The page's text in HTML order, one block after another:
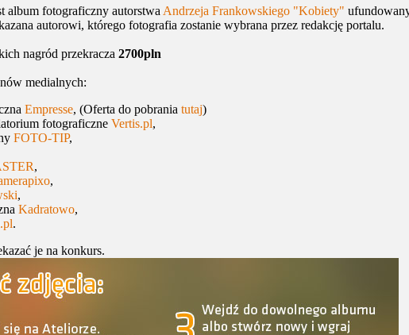
album fotograficzny autorstwa Andrzeja Frankowskiego "Kobiety"
autorowi, którego fotografia zostanie wybrana przez redakcję portalu.
nagród przekracza 2700pln
medialnych:
Empresse, (Oferta do pobrania tutaj)
fotograficzne Vertis.pl,
FOTO-TIP,
,
,
,
Kadratowo,
.
je na konkurs.